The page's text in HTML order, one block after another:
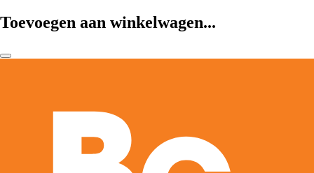
Toevoegen aan winkelwagen...